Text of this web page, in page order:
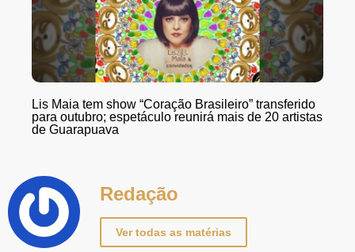
Lis Maia tem show “Coração Brasileiro” transferido
para outubro; espetáculo reunirá mais de 20 artistas
de Guarapuava
Redação
Ver todas as matérias